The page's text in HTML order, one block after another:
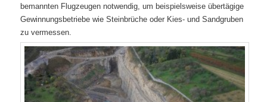
bemannten Flugzeugen notwendig, um beispielsweise übertägige
Gewinnungsbetriebe wie Steinbrüche oder Kies- und Sandgruben
zu vermessen.